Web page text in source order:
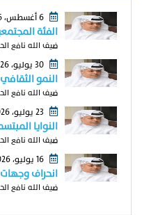
6 أغسطس، 2026
الفئة
ضيف الله نافع
30 يوليو، 2026
النمو
ضيف الله نافع
النوايا
ضيف الله نافع
16 يوليو، 2026
انحراف وجهات
ضيف الله نافع